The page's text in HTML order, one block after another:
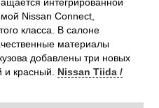
Nissan Connect,
класса. В салоне
материалы
добавлены три новых
красный. Nissan Tiida /